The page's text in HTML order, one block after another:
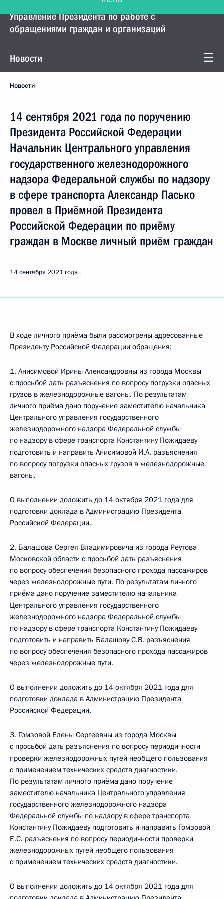
Управление Президента по работе с
обращениями граждан и организаций
Новости
Новости
14 сентября 2021 года по поручению
Президента Российской Федерации
Начальник Центрального управления
государственного железнодорожного
надзора Федеральной службы по надзору
в сфере транспорта Александр Пасько
провел в Приёмной Президента
Российской Федерации по приёму
граждан в Москве личный приём граждан
14 сентября 2021 года
В ходе личного приёма были рассмотрены адресованные
Президенту Российской Федерации обращения:
1. Анисимовой Ирины Александровны из города Москвы
с просьбой дать разъяснения по вопросу погрузки опасных
грузов в железнодорожные вагоны. По результатам
личного приёма дано поручение заместителю начальника
Центрального управления государственного
железнодорожного надзора Федеральной службы
по надзору в сфере транспорта Константину Пожидаеву
подготовить и направить Анисимовой И.А. разъяснения
по вопросу погрузки опасных грузов в железнодорожные
вагоны.
О выполнении доложить до 14 октября 2021 года для
подготовки доклада в Администрацию Президента
Российской Федерации.
2. Балашова Сергея Владимировича из города Реутова
Московской области с просьбой дать разъяснения
по вопросу обеспечения безопасного прохода пассажиров
через железнодорожные пути. По результатам личного
приёма дано поручение заместителю начальника
Центрального управления государственного
железнодорожного надзора Федеральной службы
по надзору в сфере транспорта Константину Пожидаеву
подготовить и направить Балашову С.В. разъяснения
по вопросу обеспечения безопасного прохода пассажиров
через железнодорожные пути.
О выполнении доложить до 14 октября 2021 года для
подготовки доклада в Администрацию Президента
Российской Федерации.
3. Гомзовой Елены Сергеевны из города Москвы
с просьбой дать разъяснения по вопросу периодичности
проверки железнодорожных путей необщего пользования
с применением технических средств диагностики.
По результатам личного приёма дано поручение
заместителю начальника Центрального управления
государственного железнодорожного надзора
Федеральной службы по надзору в сфере транспорта
Константину Пожидаеву подготовить и направить Гомзовой
Е.С. разъяснения по вопросу периодичности проверки
железнодорожных путей необщего пользования
с применением технических средств диагностики.
О выполнении доложить до 14 октября 2021 года для